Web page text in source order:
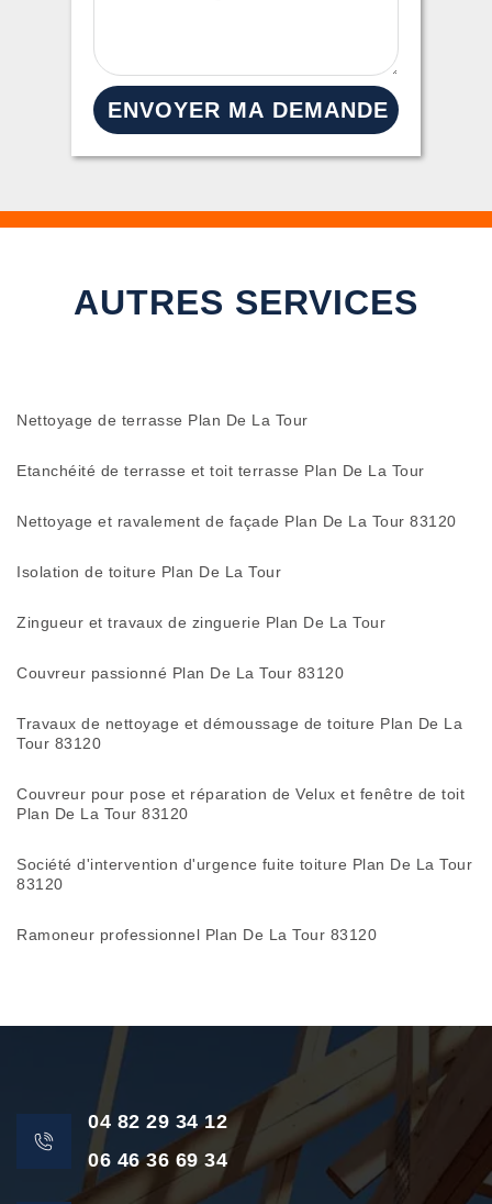
AUTRES SERVICES
Nettoyage de terrasse Plan De La Tour
Etanchéité de terrasse et toit terrasse Plan De La Tour
Nettoyage et ravalement de façade Plan De La Tour 83120
Isolation de toiture Plan De La Tour
Zingueur et travaux de zinguerie Plan De La Tour
Couvreur passionné Plan De La Tour 83120
Travaux de nettoyage et démoussage de toiture Plan De La
Tour 83120
Couvreur pour pose et réparation de Velux et fenêtre de toit
Plan De La Tour 83120
Société d'intervention d'urgence fuite toiture Plan De La Tour
83120
Ramoneur professionnel Plan De La Tour 83120
04 82 29 34 12
06 46 36 69 34